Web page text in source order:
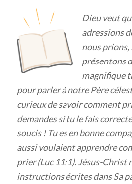
Dieu veut
adressions
nous prions,
présentons
magnifique
pour parler à notre Père
curieux de savoir comment
demandes si tu le fais
soucis ! Tu es en bonne
aussi voulaient apprendre
prier (Luc 11:1). Jésus-Christ
instructions écrites dans Sa